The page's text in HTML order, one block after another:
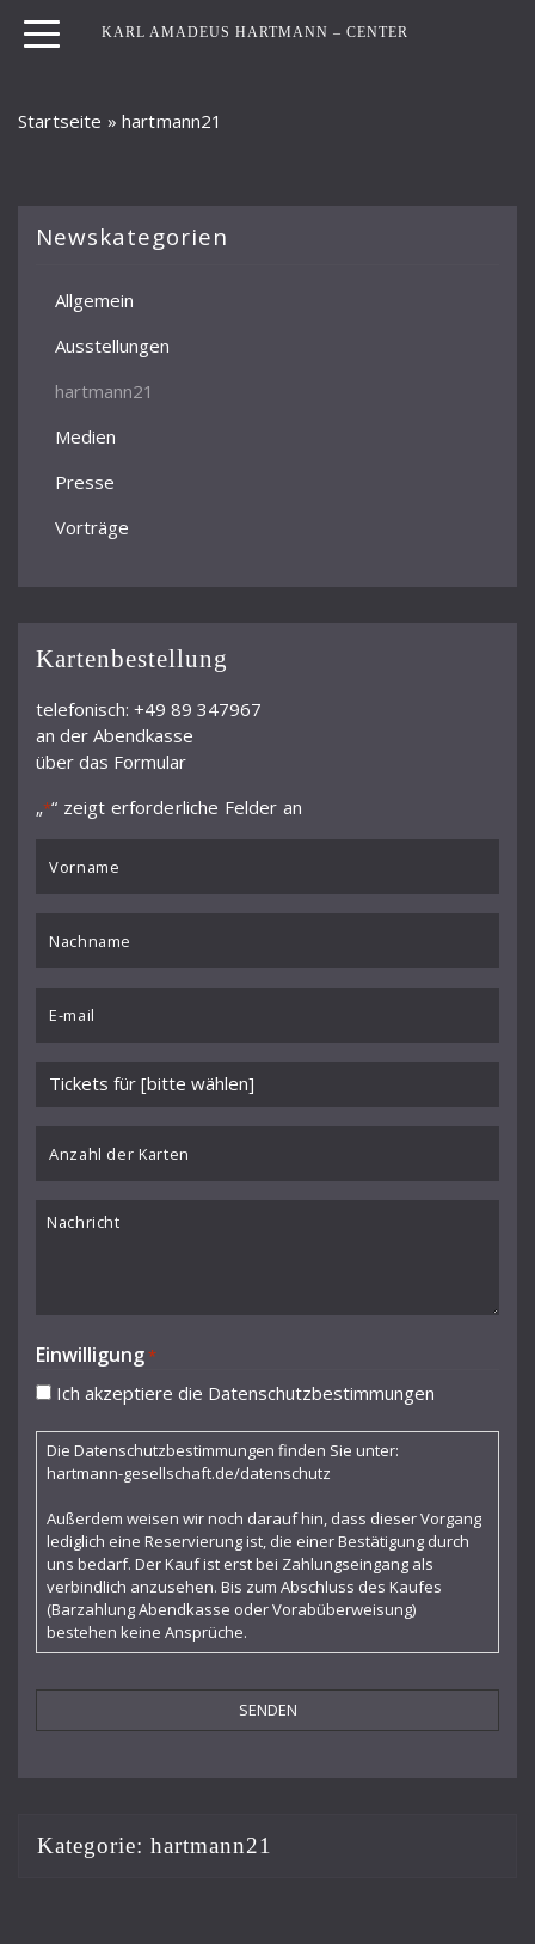
KARL AMADEUS HARTMANN – CENTER
Startseite » hartmann21
Newskategorien
Allgemein
Ausstellungen
hartmann21
Medien
Presse
Vorträge
Kartenbestellung
telefonisch: +49 89 347967
an der Abendkasse
über das Formular
„*“ zeigt erforderliche Felder an
Veranstaltung
wählen
*
der
Karten
Nachricht
Einwilligung*
Ich akzeptiere die Datenschutzbestimmungen
Die Datenschutzbestimmungen finden Sie unter:
hartmann-gesellschaft.de/datenschutz
Außerdem weisen wir noch darauf hin, dass dieser Vorgang
lediglich eine Reservierung ist, die einer Bestätigung durch
uns bedarf. Der Kauf ist erst bei Zahlungseingang als
verbindlich anzusehen. Bis zum Abschluss des Kaufes
(Barzahlung Abendkasse oder Vorabüberweisung)
bestehen keine Ansprüche.
Kategorie: hartmann21